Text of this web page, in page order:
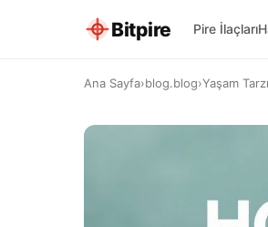
Bitpire Pire İlaçları
Ana Sayfa›blog.blog›Yaşam